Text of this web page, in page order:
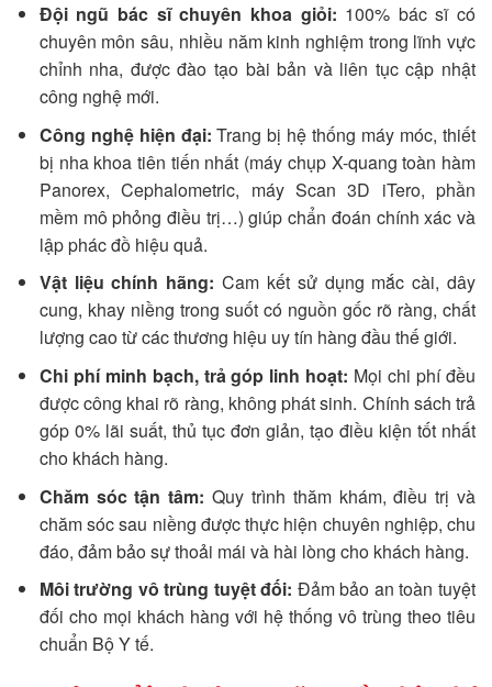
Đội ngũ bác sĩ chuyên khoa giỏi: 100% bác sĩ có
chuyên môn sâu, nhiều năm kinh nghiệm trong lĩnh vực
chỉnh nha, được đào tạo bài bản và liên tục cập nhật
công nghệ mới.
Công nghệ hiện đại: Trang bị hệ thống máy móc, thiết
bị nha khoa tiên tiến nhất (máy chụp X-quang toàn hàm
Panorex, Cephalometric, máy Scan 3D iTero, phần
mềm mô phỏng điều trị…) giúp chẩn đoán chính xác và
lập phác đồ hiệu quả.
Vật liệu chính hãng: Cam kết sử dụng mắc cài, dây
cung, khay niềng trong suốt có nguồn gốc rõ ràng, chất
lượng cao từ các thương hiệu uy tín hàng đầu thế giới.
Chi phí minh bạch, trả góp linh hoạt: Mọi chi phí đều
được công khai rõ ràng, không phát sinh. Chính sách trả
góp 0% lãi suất, thủ tục đơn giản, tạo điều kiện tốt nhất
cho khách hàng.
Chăm sóc tận tâm: Quy trình thăm khám, điều trị và
chăm sóc sau niềng được thực hiện chuyên nghiệp, chu
đáo, đảm bảo sự thoải mái và hài lòng cho khách hàng.
Môi trường vô trùng tuyệt đối: Đảm bảo an toàn tuyệt
đối cho mọi khách hàng với hệ thống vô trùng theo tiêu
chuẩn Bộ Y tế.